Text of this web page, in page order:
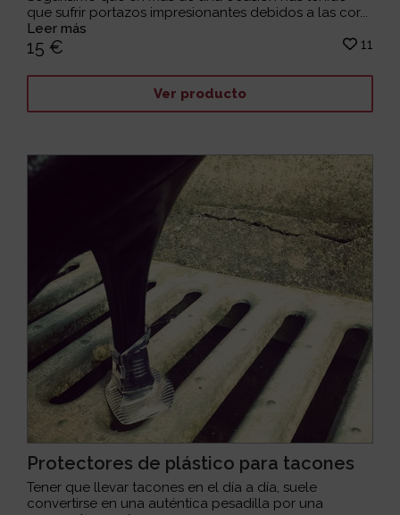
que sufrir portazos impresionantes debidos a las cor...
Leer más
15 € 11
Ver producto
Protectores de plástico para tacones
Tener que llevar tacones en el día a día, suele
convertirse en una auténtica pesadilla por una